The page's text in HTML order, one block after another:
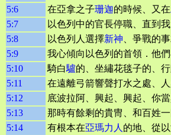
5:6
在亞拿之子珊迦的時候、又在
5:7
以色列中的官長停職、直到
5:8
以色列人選擇新神 、爭戰的
5:9
我心傾向以色列的首領．他
5:10
騎白驢的、坐繡花毯子的、
5:11
在遠離弓箭響聲打水之處、
5:12
底波拉阿、興起、興起、你當
5:13
那時有餘剩的貴冑、和百姓
5:14
有根本在亞瑪力人 的地、從